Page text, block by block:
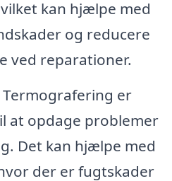
kan hjælpe med
og reducere
ved reparationer.
Termografering er
at opdage problemer
Det kan hjælpe med
der er fugtskader